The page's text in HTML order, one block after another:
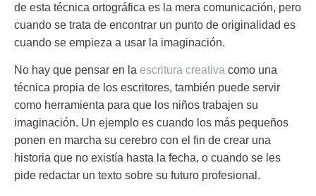
de esta técnica ortográfica es la mera comunicación, pero
cuando se trata de encontrar un punto de originalidad es
cuando se empieza a usar la imaginación.
No hay que pensar en la escritura creativa como una
técnica propia de los escritores, también puede servir
como herramienta para que los niños trabajen su
imaginación. Un ejemplo es cuando los más pequeños
ponen en marcha su cerebro con el fin de crear una
historia que no existía hasta la fecha, o cuando se les
pide redactar un texto sobre su futuro profesional.